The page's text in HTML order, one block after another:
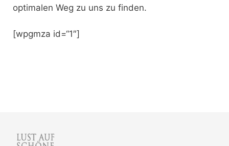
optimalen Weg zu uns zu finden.
[wpgmza id=“1″]